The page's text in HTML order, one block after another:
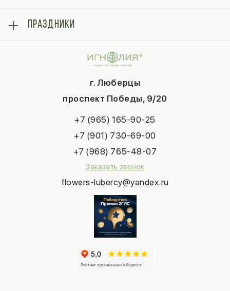
г. Люберцы
проспект Победы, 9/20
+7 (965) 165-90-25
+7 (901) 730-69-00
+7 (968) 765-48-07
Заказать звонок
flowers-lubercy@yandex.ru
Отзывы
Блог
Гарантии
Контакты
Публичная оферта
Букеты
Композиции
ПРАЗДНИКИ
Последний звонок